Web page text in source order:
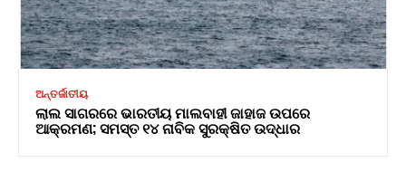
ଅନ୍ତର୍ଜାତୀୟ
ଲାଲ ସାଗରରେ ଭାରତୀୟ ମାଲବାହୀ ଜାହାଜ ଉପରେ
ଆକ୍ରମଣ; ସମସ୍ତ ୧୪ ନାବିକ ସୁରକ୍ଷିତ ଉଦ୍ଧାର